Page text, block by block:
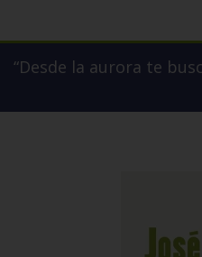
“Desde la aurora te